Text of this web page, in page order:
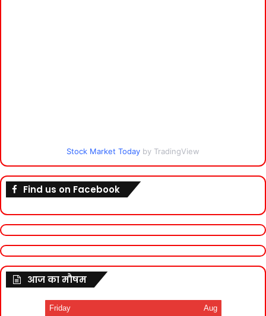
Stock Market Today by TradingView
Find us on Facebook
आज का मौषम
Friday Aug